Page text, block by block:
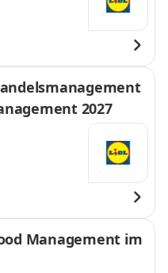
2027
Management im